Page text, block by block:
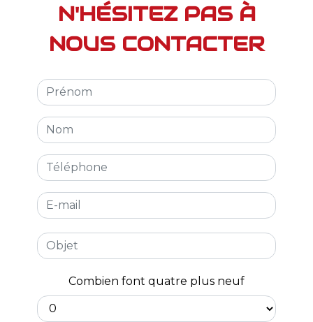
N'HÉSITEZ PAS À
NOUS CONTACTER
Combien font quatre plus neuf